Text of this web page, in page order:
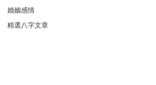
婚姻感情
精選八字文章